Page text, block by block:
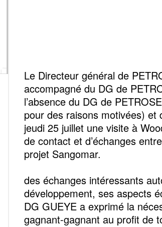
Le Directeur général de
accompagné du DG de
l’absence du DG de
pour des raisons motivées)
jeudi 25 juillet une visite à
de contact et d’échanges
projet
Les deux
des échanges intéressants
développement, ses aspects
DG GUEYE a exprimé la
gagnant-gagnant au profit de